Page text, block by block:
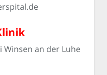
Winsen an der Luhe